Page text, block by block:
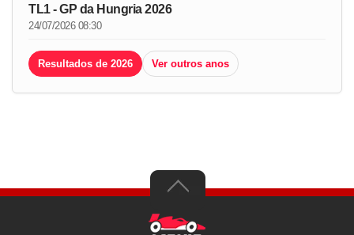
TL1 - GP da Hungria 2026
24/07/2026 08:30
Resultados de 2026 Ver outros anos